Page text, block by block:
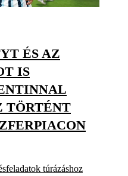
ÉS AZ
IS
TÖRTÉNT
túrázáshoz